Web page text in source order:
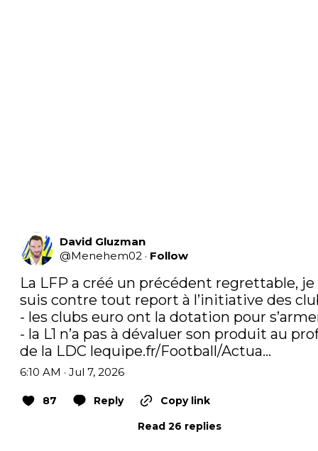
David Gluzman
@Menehem02 · Follow
La LFP a créé un précédent regrettable, je
suis contre tout report à l’initiative des
- les clubs euro ont la dotation pour
- la L1 n’a pas à dévaluer son produit au
de la LDC lequipe.fr/Football/Actua…
6:10 AM · Jul 7, 2026
87 Reply
Copy link
Read 26 replies